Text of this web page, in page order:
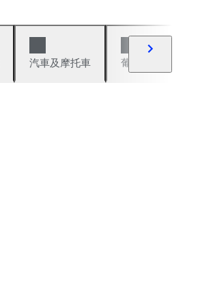
汽車及摩托車 葡萄酒與烈酒